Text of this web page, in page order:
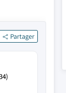
Partager